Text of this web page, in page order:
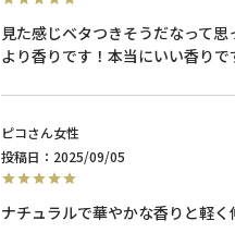
見た感じベタつきそうだなって
より香りです！本当にいい香り
ピコ
女性
投稿日
2025/09/05